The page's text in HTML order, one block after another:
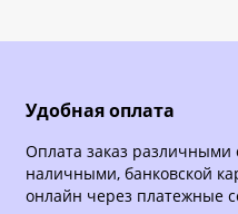
Удобная оплата
Оплата заказ различными
наличными, банковской
онлайн через платежные